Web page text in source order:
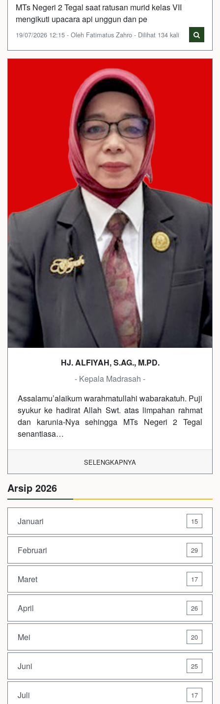
MTs Negeri 2 Tegal saat ratusan murid kelas VII
mengikuti upacara api unggun dan pe
19/07/2026 12:15 - Oleh Fatimatus Zahro - Dilihat 134 kali
HJ. ALFIYAH, S.AG., M.PD.
- Kepala Madrasah -
Assalamu’alaikum warahmatullahi wabarakatuh. Puji
syukur ke hadirat Allah Swt. atas limpahan rahmat
dan karunia-Nya sehingga MTs Negeri 2 Tegal
senantiasa…
SELENGKAPNYA
Arsip 2026
Januari 15
Februari 29
Maret 17
April 26
Mei 20
Juni 25
Juli 17